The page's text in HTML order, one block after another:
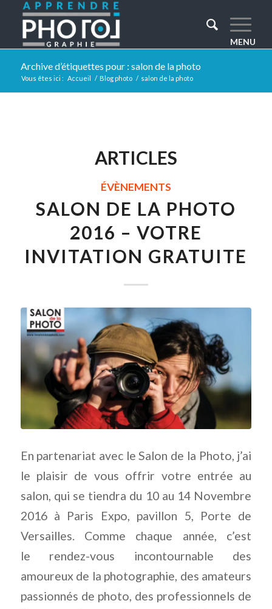
Archive d’étiquettes pour : salon de la photo
Vous êtes ici : Accueil / Blog photo / salon de la photo
ARTICLES
ÉVÈNEMENTS
SALON DE LA PHOTO
2016 – VOTRE
INVITATION GRATUITE
En partenariat avec le Salon de la Photo, j’ai
le plaisir de vous offrir votre entrée au
salon, qui se tiendra du 10 au 14 Novembre
2016 à Paris Expo, pavillon 5, Porte de
Versailles. Comme chaque année, c’est
le rendez-vous incontournable des
amoureux de la photographie, des amateurs
passionnés de photo, des professionnels de